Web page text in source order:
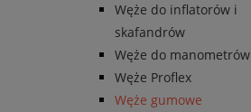
Węże do inflatorów i
skafandrów
Węże do manometrów
Węże Proflex
Węże gumowe